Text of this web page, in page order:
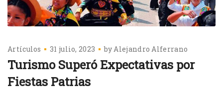
Artículos 31 julio, 2023 byAlejandro Alferrano
Turismo Superó Expectativas por
Fiestas Patrias